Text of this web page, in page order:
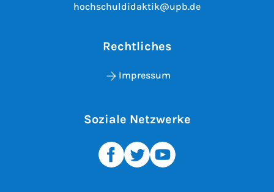
hochschuldidaktik@upb.de
Rechtliches
Impressum
Soziale Netzwerke